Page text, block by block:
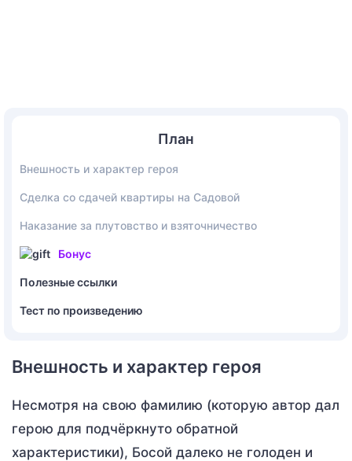
План
Внешность и характер героя
Сделка со сдачей квартиры на Садовой
Наказание за плутовство и взяточничество
Бонус
Полезные ссылки
Тест по произведению
Внешность и характер героя
Несмотря на свою фамилию (которую автор дал
герою для подчёркнуто обратной
характеристики), Босой далеко не голоден и